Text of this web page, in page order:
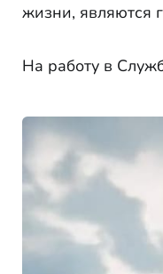
жизни, являются
На работу в